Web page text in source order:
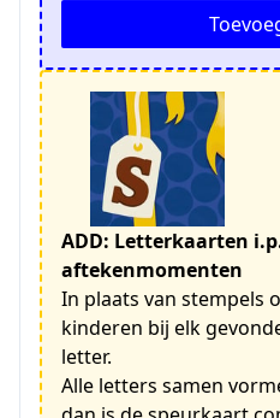
ADD: Letterkaarten
aftekenmomenten
In plaats van stempels
kinderen bij elk
letter.
Alle letters samen